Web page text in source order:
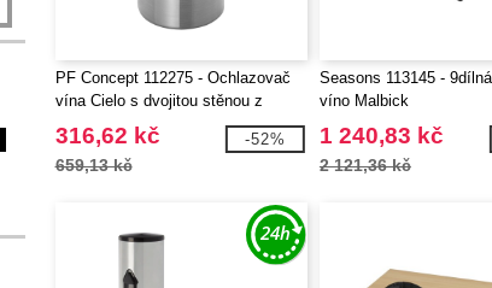
PF Concept 112275 - Ochlazovač
vína Cielo s dvojitou stěnou z
nerezové oceli
316,62 kč
659,13 kč
-52%
Seasons 113145 -
víno Malbick
1 240,83 kč
2 121,36 kč